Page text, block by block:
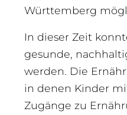
Württemberg
In dieser Zeit
gesunde,
werden. Die
in denen Kinder
Zugänge zu